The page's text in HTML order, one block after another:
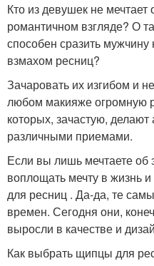
Кто из девушек не мечтает
романтичном взгляде? О
способен сразить
взмахом ресниц?
Зачаровать их изгибом и
любом макияже огромную
которых, зачастую,
различными приемами.
Если вы лишь мечтаете об
воплощать мечту в жизнь
для ресниц . Да-да, те
времен. Сегодня они,
выросли в качестве и
Как выбрать щипцы для